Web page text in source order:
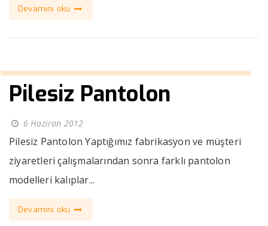
Devamını oku
Pilesiz Pantolon
6 Haziran 2012
Pilesiz Pantolon Yaptığımız fabrikasyon ve müşteri
ziyaretleri çalışmalarından sonra farklı pantolon
modelleri kalıplar...
Devamını oku